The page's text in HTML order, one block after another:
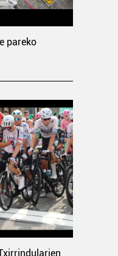
pareko